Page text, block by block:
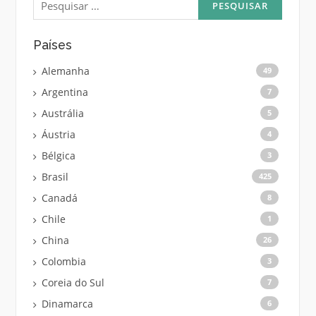
por:
Países
Alemanha 49
Argentina 7
Austrália 5
Áustria 4
Bélgica 3
Brasil 425
Canadá 8
Chile 1
China 26
Colombia 3
Coreia do Sul 7
Dinamarca 6